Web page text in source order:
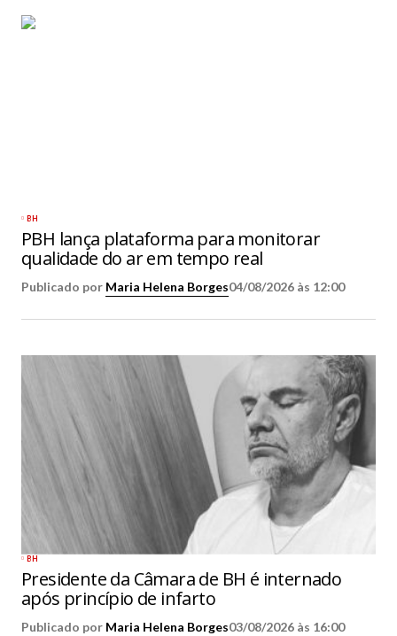
BH
PBH lança plataforma para monitorar
qualidade do ar em tempo real
Publicado por Maria Helena Borges04/08/2026 às 12:00
BH
Presidente da Câmara de BH é internado
após princípio de infarto
Publicado por Maria Helena Borges03/08/2026 às 16:00